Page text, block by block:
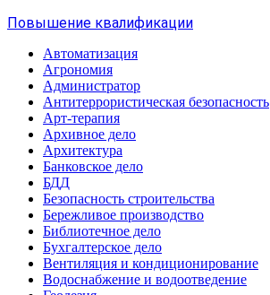
Повышение квалификации
Автоматизация
Агрономия
Администратор
Антитеррористическая безопасность
Арт-терапия
Архивное дело
Архитектура
Банковское дело
БДД
Безопасность строительства
Бережливое производство
Библиотечное дело
Бухгалтерское дело
Вентиляция и кондиционирование
Водоснабжение и водоотведение